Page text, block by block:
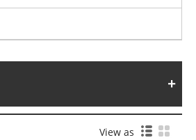
View as